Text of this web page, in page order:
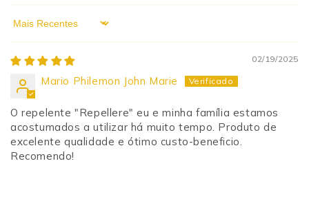
Sort by
02/19/2025
Mario Philemon John Marie
O repelente "Repellere" eu e minha família estamos
acostumados a utilizar há muito tempo. Produto de
excelente qualidade e ótimo custo-beneficio.
Recomendo!